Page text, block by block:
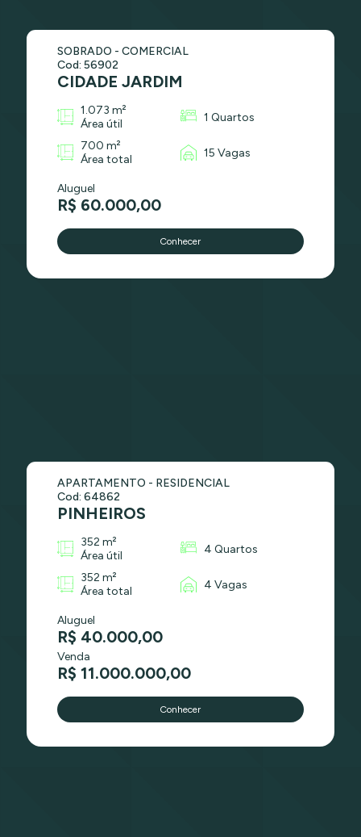
SOBRADO - COMERCIAL
Cod: 56902
CIDADE JARDIM
1.073 m²
Área útil
1 Quartos
700 m²
Área total
15 Vagas
Aluguel
R$ 60.000,00
Conhecer
APARTAMENTO - RESIDENCIAL
Cod: 64862
PINHEIROS
352 m²
Área útil
4 Quartos
352 m²
Área total
4 Vagas
Aluguel
R$ 40.000,00
Venda
R$ 11.000.000,00
Conhecer